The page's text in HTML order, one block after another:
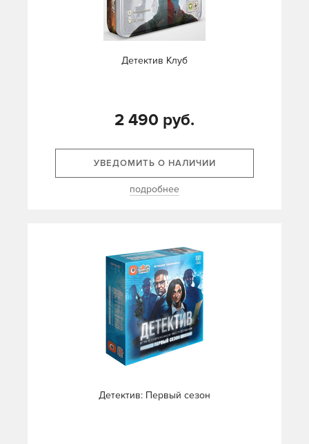
Детектив Клуб
2 490 руб.
УВЕДОМИТЬ О НАЛИЧИИ
подробнее
Детектив: Первый сезон